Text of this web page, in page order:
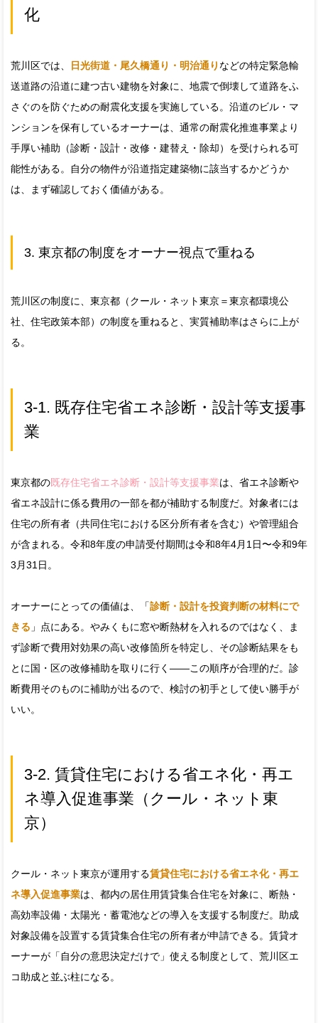
化
荒川区では、 日光街道・尾久橋通り・明治通り などの特定緊急輸
送道路の沿道に建つ古い建物を対象に、地震で倒壊して道路をふ
さぐのを防ぐための耐震化支援を実施している。沿道のビル・マ
ンションを保有しているオーナーは、通常の耐震化推進事業より
手厚い補助（診断・設計・改修・建替え・除却）を受けられる可
能性がある。自分の物件が沿道指定建築物に該当するかどうか
は、まず確認しておく価値がある。
3. 東京都の制度をオーナー視点で重ねる
荒川区の制度に、東京都（クール・ネット東京＝東京都環境公
社、住宅政策本部）の制度を重ねると、実質補助率はさらに上が
る。
3-1. 既存住宅省エネ診断・設計等支援事
業
東京都の既存住宅省エネ診断・設計等支援事業は、省エネ診断や
省エネ設計に係る費用の一部を都が補助する制度だ。対象者には
住宅の所有者（共同住宅における区分所有者を含む）や管理組合
が含まれる。令和8年度の申請受付期間は令和8年4月1日〜令和9年
3月31日。
オーナーにとっての価値は、「診断・設計を投資判断の材料にで
きる 」点にある。やみくもに窓や断熱材を入れるのではなく、ま
ず診断で費用対効果の高い改修箇所を特定し、その診断結果をも
とに国・区の改修補助を取りに行く――この順序が合理的だ。診
断費用そのものに補助が出るので、検討の初手として使い勝手が
いい。
3-2. 賃貸住宅における省エネ化・再エ
ネ導入促進事業（クール・ネット東
京）
クール・ネット東京が運用する賃貸住宅における省エネ化・再エ
ネ導入促進事業は、都内の居住用賃貸集合住宅を対象に、断熱・
高効率設備・太陽光・蓄電池などの導入を支援する制度だ。助成
対象設備を設置する賃貸集合住宅の所有者が申請できる。賃貸オ
ーナーが「自分の意思決定だけで」使える制度として、荒川区エ
コ助成と並ぶ柱になる。